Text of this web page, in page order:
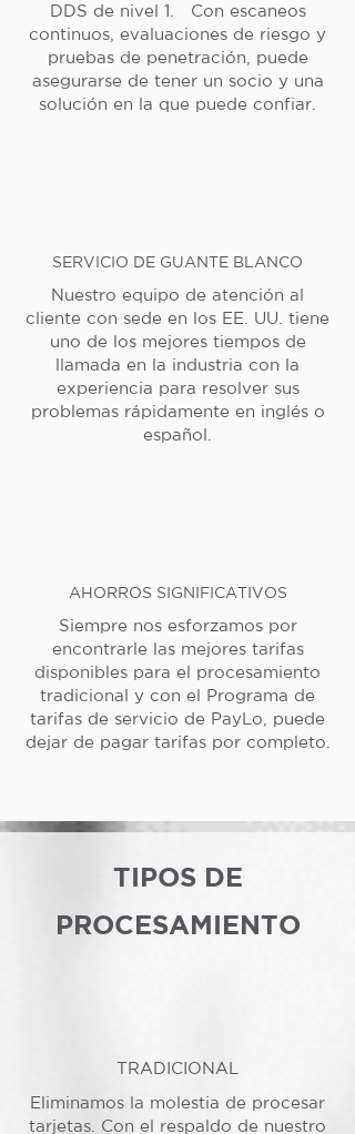
DDS de nivel 1. Con escaneos
continuos, evaluaciones de riesgo y
pruebas de penetración, puede
asegurarse de tener un socio y una
solución en la que puede confiar.
SERVICIO DE GUANTE BLANCO
Nuestro equipo de atención al
cliente con sede en los EE. UU. tiene
uno de los mejores tiempos de
llamada en la industria con la
experiencia para resolver sus
problemas rápidamente en inglés o
español.
AHORROS SIGNIFICATIVOS
Siempre nos esforzamos por
encontrarle las mejores tarifas
disponibles para el procesamiento
tradicional y con el Programa de
tarifas de servicio de PayLo, puede
dejar de pagar tarifas por completo.
TIPOS DE
PROCESAMIENTO
TRADICIONAL
Eliminamos la molestia de procesar
tarjetas. Con el respaldo de nuestro